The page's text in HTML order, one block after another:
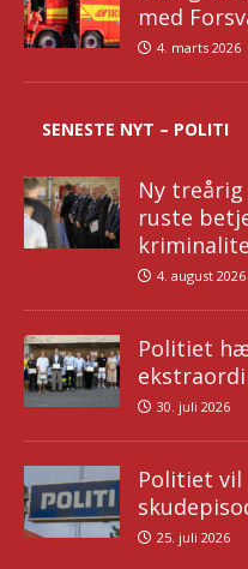
med
4. marts 2026
SENESTE NYT – POLITI
Ny
ruste
4. august 2026
Politiet
30. juli 2026
Politiet
25. juli 2026